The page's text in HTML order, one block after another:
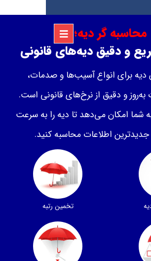
محاسبه گر دیه؛
و دقیق دیه‌های قانونی
دیه برای انواع آسیب‌ها و صدمات،
به‌روز و دقیق از نرخ‌های قانونی است.
شما امکان می‌دهد تا دیه را به سرعت
اطلاعات محاسبه کنید.
تخمین رتبه